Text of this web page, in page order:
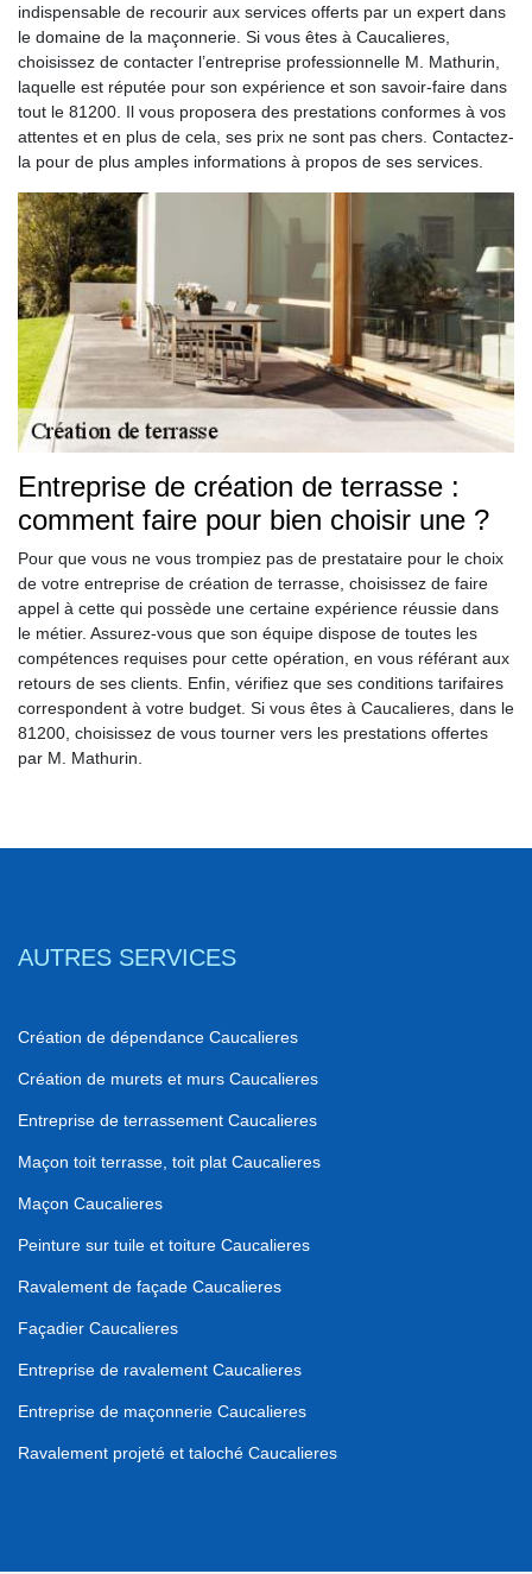
indispensable de recourir aux services offerts par un expert dans
le domaine de la maçonnerie. Si vous êtes à Caucalieres,
choisissez de contacter l’entreprise professionnelle M. Mathurin,
laquelle est réputée pour son expérience et son savoir-faire dans
tout le 81200. Il vous proposera des prestations conformes à vos
attentes et en plus de cela, ses prix ne sont pas chers. Contactez-
la pour de plus amples informations à propos de ses services.
Entreprise de création de terrasse :
comment faire pour bien choisir une ?
Pour que vous ne vous trompiez pas de prestataire pour le choix
de votre entreprise de création de terrasse, choisissez de faire
appel à cette qui possède une certaine expérience réussie dans
le métier. Assurez-vous que son équipe dispose de toutes les
compétences requises pour cette opération, en vous référant aux
retours de ses clients. Enfin, vérifiez que ses conditions tarifaires
correspondent à votre budget. Si vous êtes à Caucalieres, dans le
81200, choisissez de vous tourner vers les prestations offertes
par M. Mathurin.
AUTRES SERVICES
Création de dépendance Caucalieres
Création de murets et murs Caucalieres
Entreprise de terrassement Caucalieres
Maçon toit terrasse, toit plat Caucalieres
Maçon Caucalieres
Peinture sur tuile et toiture Caucalieres
Ravalement de façade Caucalieres
Façadier Caucalieres
Entreprise de ravalement Caucalieres
Entreprise de maçonnerie Caucalieres
Ravalement projeté et taloché Caucalieres